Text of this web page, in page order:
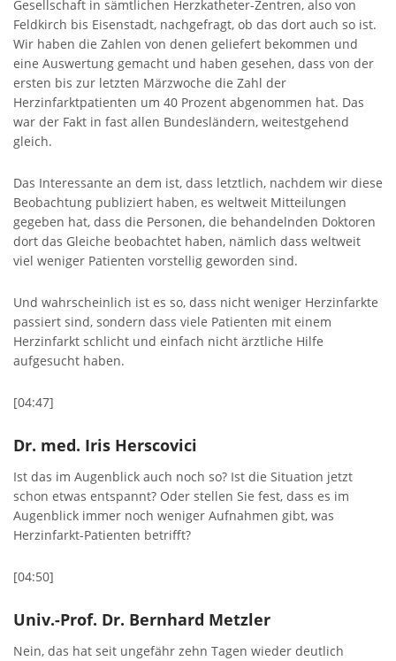
Gesellschaft in sämtlichen Herzkatheter-Zentren, also von
Feldkirch bis Eisenstadt, nachgefragt, ob das dort auch so ist.
Wir haben die Zahlen von denen geliefert bekommen und
eine Auswertung gemacht und haben gesehen, dass von der
ersten bis zur letzten Märzwoche die Zahl der
Herzinfarktpatienten um 40 Prozent abgenommen hat. Das
war der Fakt in fast allen Bundesländern, weitestgehend
gleich.
Das Interessante an dem ist, dass letztlich, nachdem wir diese
Beobachtung publiziert haben, es weltweit Mitteilungen
gegeben hat, dass die Personen, die behandelnden Doktoren
dort das Gleiche beobachtet haben, nämlich dass weltweit
viel weniger Patienten vorstellig geworden sind.
Und wahrscheinlich ist es so, dass nicht weniger Herzinfarkte
passiert sind, sondern dass viele Patienten mit einem
Herzinfarkt schlicht und einfach nicht ärztliche Hilfe
aufgesucht haben.
[04:47]
Dr. med. Iris Herscovici
Ist das im Augenblick auch noch so? Ist die Situation jetzt
schon etwas entspannt? Oder stellen Sie fest, dass es im
Augenblick immer noch weniger Aufnahmen gibt, was
Herzinfarkt-Patienten betrifft?
[04:50]
Univ.-Prof. Dr. Bernhard Metzler
Nein, das hat seit ungefähr zehn Tagen wieder deutlich